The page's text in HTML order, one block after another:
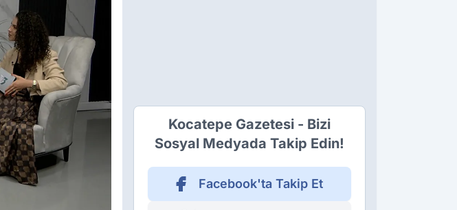
Kocatepe Gazetesi - Bizi
Sosyal Medyada Takip Edin!
Facebook'ta Takip Et